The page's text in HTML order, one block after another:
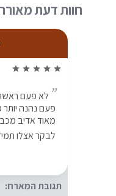
חוות דעת
star
star
star
star
star
לא פעם
פעם נהנה
מאוד אדיב
לבקר אצלו
תגובת המארח: